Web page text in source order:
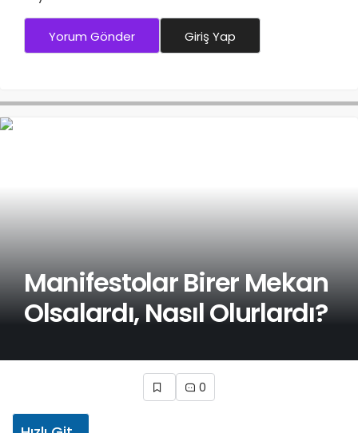
Yorum Gönder Giriş Yap
Manifestolar Birer Mekan
Olsalardı, Nasıl Olurlardı?
0